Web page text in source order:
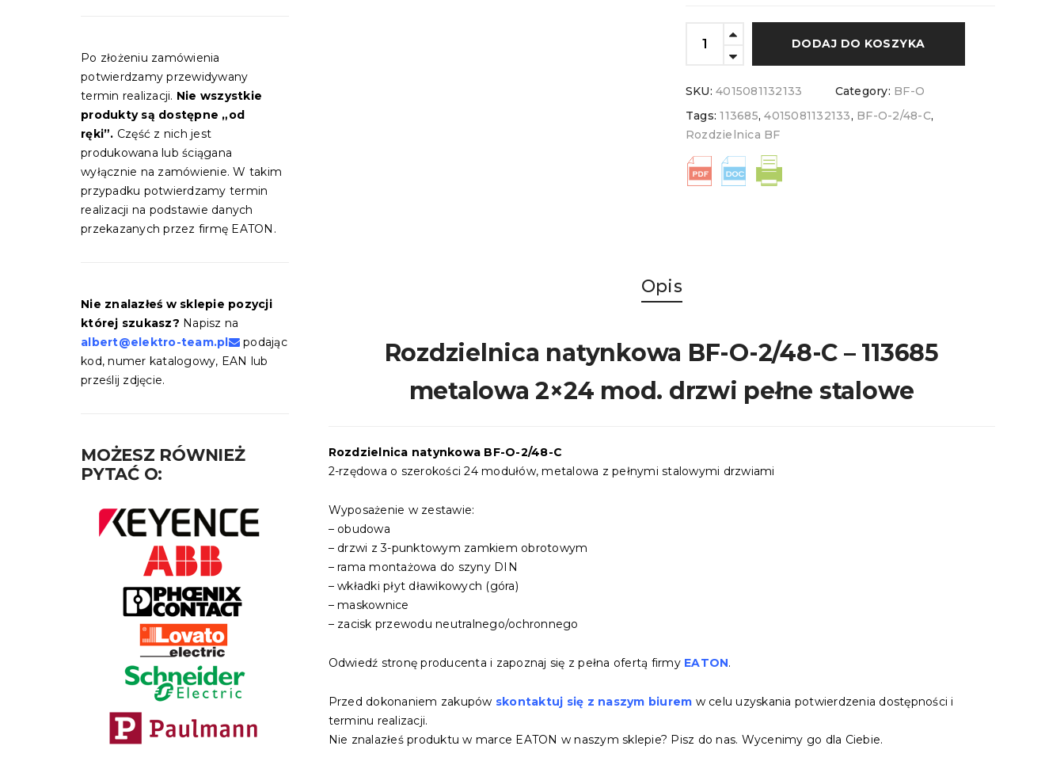
Po złożeniu zamówienia
potwierdzamy przewidywany
termin realizacji. Nie wszystkie
produkty są dostępne „od
ręki”. Część z nich jest
produkowana lub ściągana
wyłącznie na zamówienie. W takim
przypadku potwierdzamy termin
realizacji na podstawie danych
przekazanych przez firmę EATON.
Nie znalazłeś w sklepie pozycji
której szukasz? Napisz na
albert@elektro-team.pl
podając
kod, numer katalogowy, EAN lub
prześlij zdjęcie.
MOŻESZ RÓWNIEŻ
PYTAĆ O:
DODAJ DO KOSZYKA
SKU: 4015081132133 Category: BF-O
Tags:113685,4015081132133, BF-O-2/48-C,
Rozdzielnica BF
Opis
Rozdzielnica natynkowa BF-O-2/48-C – 113685
metalowa 2×24 mod. drzwi pełne stalowe
Rozdzielnica natynkowa BF-O-2/48-C
2-rzędowa o szerokości 24 modułów, metalowa z pełnymi stalowymi drzwiami
Wyposażenie w zestawie:
– obudowa
– drzwi z 3-punktowym zamkiem obrotowym
– rama montażowa do szyny DIN
– wkładki płyt dławikowych (góra)
– maskownice
– zacisk przewodu neutralnego/ochronnego
Odwiedź stronę producenta i zapoznaj się z pełna ofertą firmy EATON.
Przed dokonaniem zakupów skontaktuj się z naszym biurem w celu uzyskania potwierdzenia dostępności i
terminu realizacji.
Nie znalazłeś produktu w marce EATON w naszym sklepie? Pisz do nas. Wycenimy go dla Ciebie.